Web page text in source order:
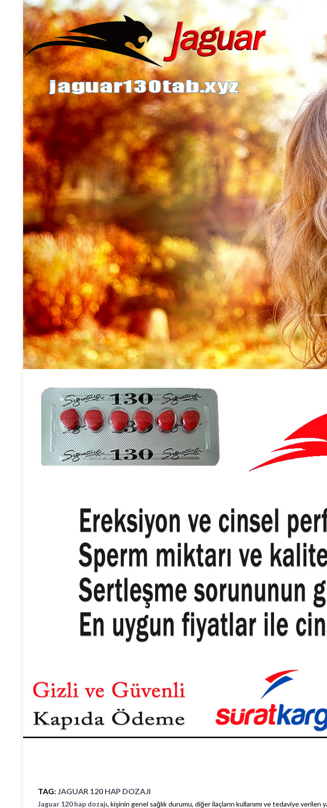
TAG: JAGUAR 120 HAP DOZAJI
Jaguar 120 hap dozajı, kişinin genel sağlık durumu, diğer ilaçların kullanımı ve tedaviye verilen